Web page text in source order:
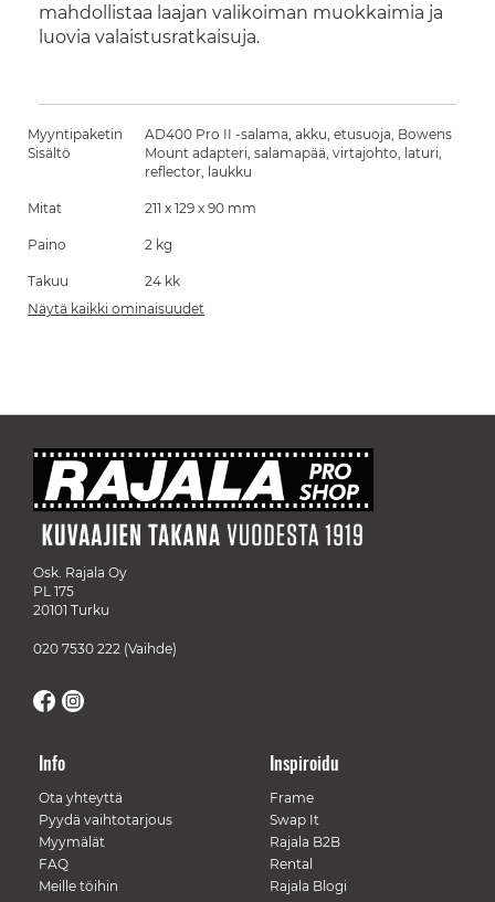
mahdollistaa laajan valikoiman muokkaimia ja
luovia valaistusratkaisuja.
Myyntipaketin
Sisältö
AD400 Pro II -salama, akku, etusuoja, Bowens
Mount adapteri, salamapää, virtajohto, laturi,
reflector, laukku
Mitat 211 x 129 x 90 mm
Paino 2 kg
Takuu
24 kk
Näytä kaikki ominaisuudet
Osk. Rajala Oy
PL 175
20101 Turku
020 7530 222 (Vaihde)
Info
Ota yhteyttä
Pyydä vaihtotarjous
Myymälät
FAQ
Meille töihin
Inspiroidu
Frame
Swap It
Rajala B2B
Rental
Rajala Blogi